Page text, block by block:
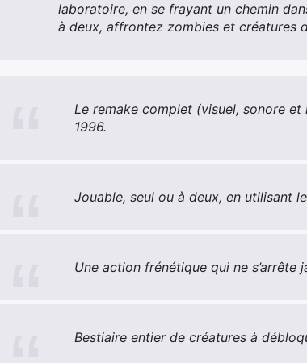
laboratoire, en se frayant un chemin
à deux, affrontez zombies et créatures
Le remake complet (visuel, sonore
1996.
Jouable, seul ou à deux, en utilisant
Une action frénétique qui ne s’arrête
Bestiaire entier de créatures à